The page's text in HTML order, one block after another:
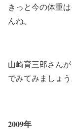
きっと今の体重
んね。
山崎育三郎さん
でみてみましょう
2009年